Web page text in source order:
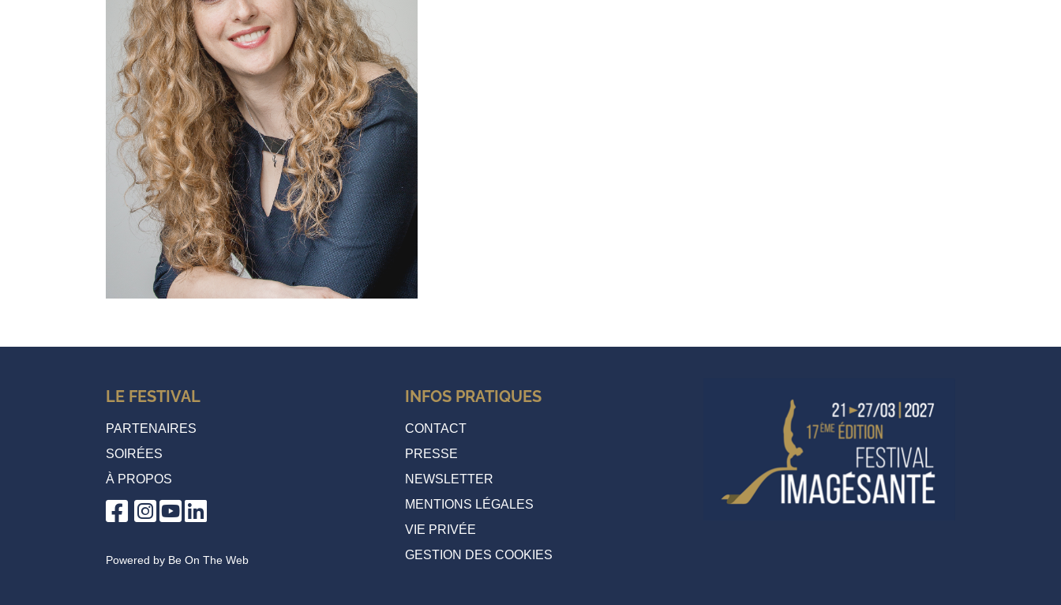
LE FESTIVAL
PARTENAIRES
SOIRÉES
À PROPOS
Powered by Be On The Web
INFOS PRATIQUES
CONTACT
PRESSE
NEWSLETTER
MENTIONS LÉGALES
VIE PRIVÉE
GESTION DES COOKIES